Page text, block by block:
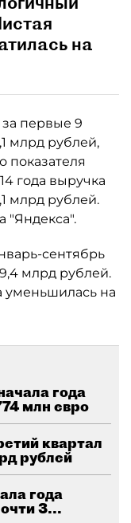
на
за первые 9
млрд рублей,
показателя
года выручка
млрд рублей.
"Яндекса".
сентябрь
9,4 млрд рублей.
уменьшилась на
года
млн евро
квартал
рублей
года
3...